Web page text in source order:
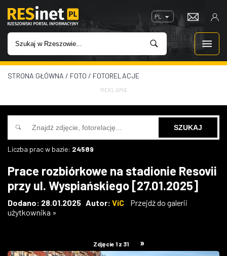
PL
WIADOMOŚCI
INWESTYCJE
IMPREZY
W KINACH
GASTRONOMIA
STRONA GŁÓWNA / FOTO / FOTORELACJE
REKLAMA
Liczba prac w bazie: 24589
Prace rozbiórkowe na stadionie Resovii
przy ul. Wyspiańskiego [27.01.2025]
Dodano: 28.01.2025 Autor: ViC
Przejdź do galerii
użytkownika »
Zdjęcie 1 z 31 »